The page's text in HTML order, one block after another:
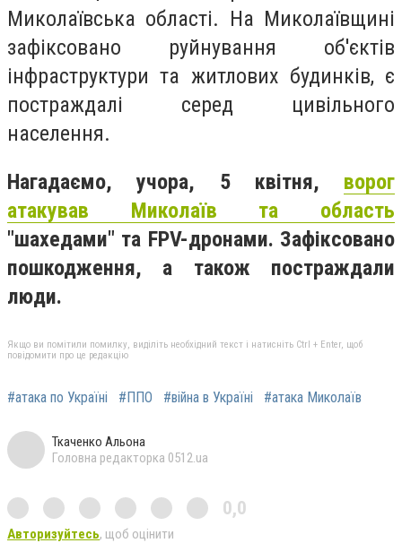
Миколаївська області. На Миколаївщині
зафіксовано руйнування об'єктів
інфраструктури та житлових будинків, є
постраждалі серед цивільного
населення.​
Нагадаємо, учора, 5 квітня, ворог
атакував Миколаїв та область
"шахедами" та FPV-дронами. Зафіксовано
пошкодження, а також постраждали
люди.
Якщо ви помітили помилку, виділіть необхідний текст і натисніть Ctrl + Enter, щоб
повідомити про це редакцію
#атака по Україні #ППО #війна в Україні #атака Миколаїв
Ткаченко Альона
Головна редакторка 0512.ua
0,0
Авторизуйтесь, щоб оцінити